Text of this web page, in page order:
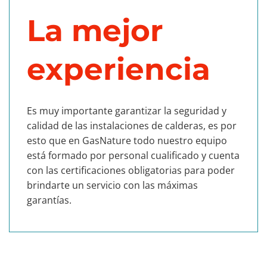
La mejor
experiencia
Es muy importante garantizar la seguridad y
calidad de las instalaciones de calderas, es por
esto que en GasNature todo nuestro equipo
está formado por personal cualificado y cuenta
con las certificaciones obligatorias para poder
brindarte un servicio con las máximas
garantías.